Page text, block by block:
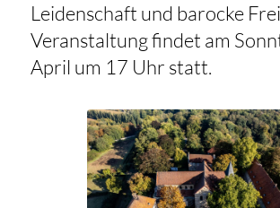
Leidenschaft und barocke
Veranstaltung findet am
April um 17 Uhr statt.